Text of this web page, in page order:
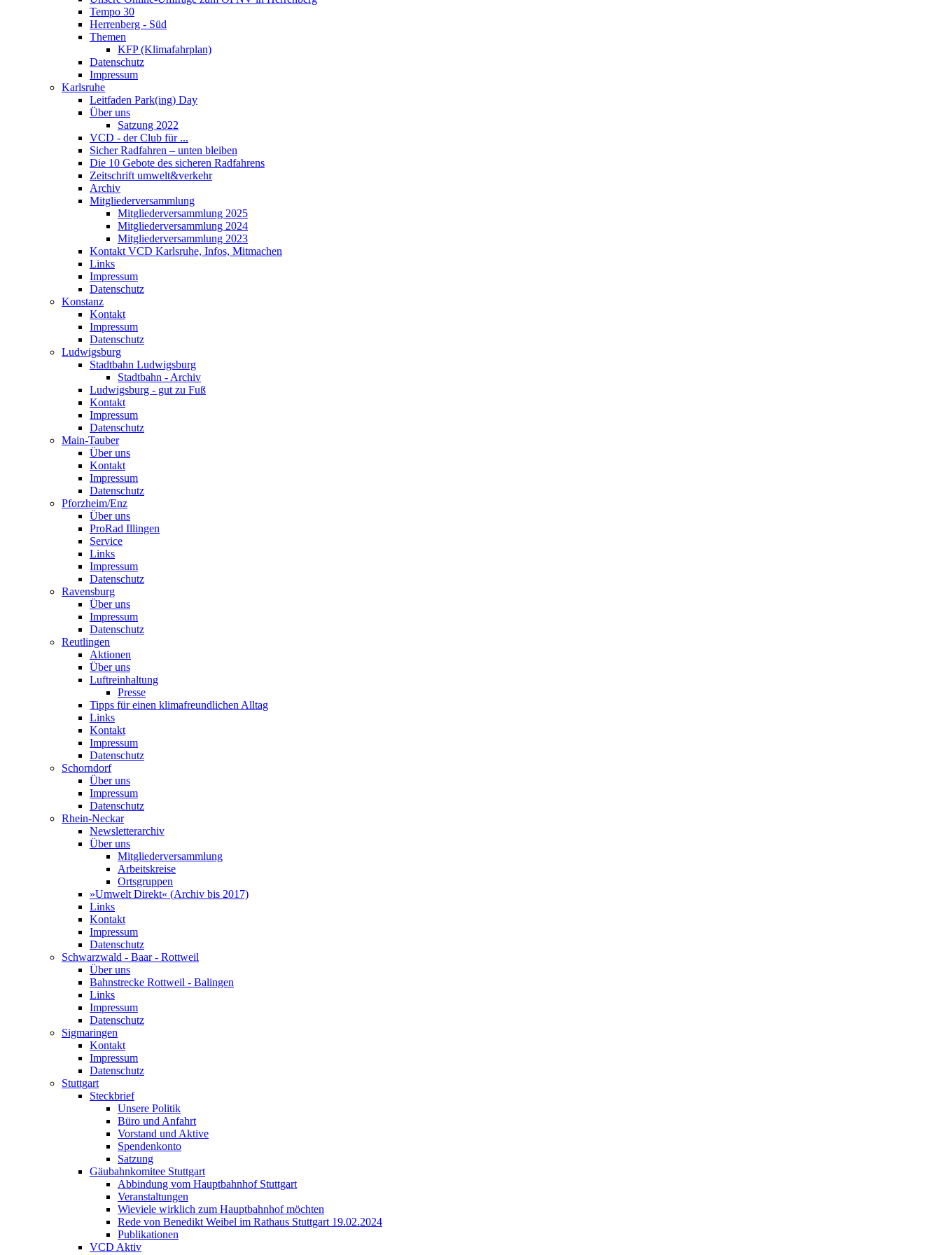
Tempo 30
Herrenberg - Süd
Themen
KFP (Klimafahrplan)
Datenschutz
Impressum
Karlsruhe
Leitfaden Park(ing) Day
Über uns
Satzung 2022
VCD - der Club für ...
Sicher Radfahren – unten bleiben
Die 10 Gebote des sicheren Radfahrens
Zeitschrift umwelt&verkehr
Archiv
Mitgliederversammlung
Mitgliederversammlung 2025
Mitgliederversammlung 2024
Mitgliederversammlung 2023
Kontakt VCD Karlsruhe, Infos, Mitmachen
Links
Impressum
Datenschutz
Konstanz
Kontakt
Impressum
Datenschutz
Ludwigsburg
Stadtbahn Ludwigsburg
Stadtbahn - Archiv
Ludwigsburg - gut zu Fuß
Kontakt
Impressum
Datenschutz
Main-Tauber
Über uns
Kontakt
Impressum
Datenschutz
Pforzheim/Enz
Über uns
ProRad Illingen
Service
Links
Impressum
Datenschutz
Ravensburg
Über uns
Impressum
Datenschutz
Reutlingen
Aktionen
Über uns
Luftreinhaltung
Presse
Tipps für einen klimafreundlichen Alltag
Links
Kontakt
Impressum
Datenschutz
Schorndorf
Über uns
Impressum
Datenschutz
Rhein-Neckar
Newsletterarchiv
Über uns
Mitgliederversammlung
Arbeitskreise
Ortsgruppen
»Umwelt Direkt« (Archiv bis 2017)
Links
Kontakt
Impressum
Datenschutz
Schwarzwald - Baar - Rottweil
Über uns
Bahnstrecke Rottweil - Balingen
Links
Impressum
Datenschutz
Sigmaringen
Kontakt
Impressum
Datenschutz
Stuttgart
Steckbrief
Unsere Politik
Büro und Anfahrt
Vorstand und Aktive
Spendenkonto
Satzung
Gäubahnkomitee Stuttgart
Abbindung vom Hauptbahnhof Stuttgart
Veranstaltungen
Wieviele wirklich zum Hauptbahnhof möchten
Rede von Benedikt Weibel im Rathaus Stuttgart 19.02.2024
Publikationen
VCD Aktiv